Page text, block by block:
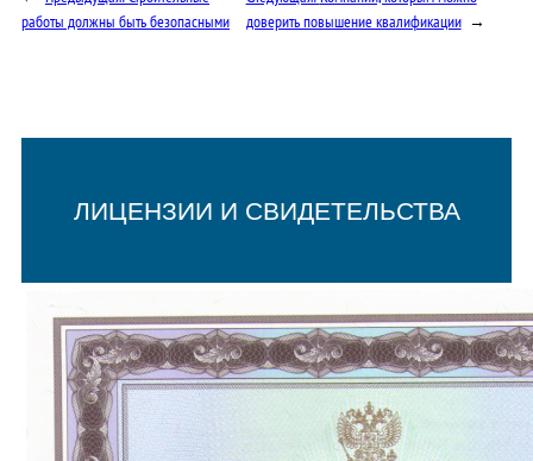
работы должны быть безопасными
доверить повышение квалификации →
ЛИЦЕНЗИИ И СВИДЕТЕЛЬСТВА